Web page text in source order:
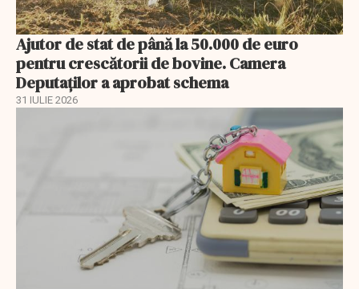
Ajutor de stat de până la 50.000 de euro
pentru crescătorii de bovine. Camera
Deputaților a aprobat schema
31 IULIE 2026